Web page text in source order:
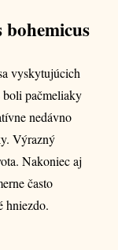
bohemicus
vyskytujúcich
boli pačmeliaky
nedávno
Výrazný
Nakoniec aj
často
hniezdo.